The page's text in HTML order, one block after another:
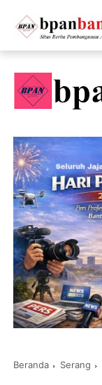
Beranda Serang